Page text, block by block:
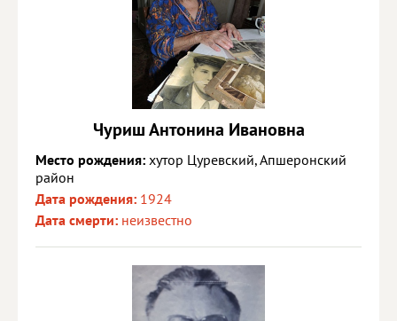
Чуриш Антонина Ивановна
Место рождения: хутор Цуревский, Апшеронский
район
Дата рождения: 1924
Дата смерти: неизвестно